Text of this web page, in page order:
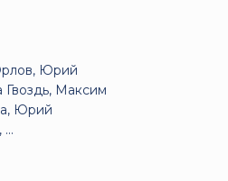
Юрий
Максим
Юрий